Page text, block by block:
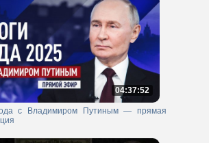
04:37:52
с Владимиром Путиным — прямая